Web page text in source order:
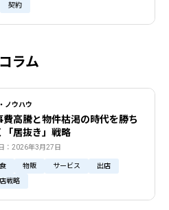
契約
ラム
ノウハウ
費高騰と物件枯渇の時代を勝ち
「居抜き」戦略
：2026年3月27日
物販 サービス
出店
戦略